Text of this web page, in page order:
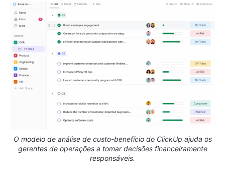
O modelo de análise de custo-benefício do ClickUp ajuda os
gerentes de operações a tomar decisões financeiramente
responsáveis.